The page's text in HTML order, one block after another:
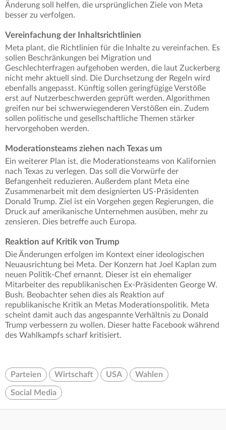
Änderung soll helfen, die ursprünglichen Ziele von Meta
besser zu verfolgen.
Vereinfachung der Inhaltsrichtlinien
Meta plant, die Richtlinien für die Inhalte zu vereinfachen. Es
sollen Beschränkungen bei Migration und
Geschlechterfragen aufgehoben werden, die laut Zuckerberg
nicht mehr aktuell sind. Die Durchsetzung der Regeln wird
ebenfalls angepasst. Künftig sollen geringfügige Verstöße
erst auf Nutzerbeschwerden geprüft werden. Algorithmen
greifen nur bei schwerwiegenderen Verstößen ein. Zudem
sollen politische und gesellschaftliche Themen stärker
hervorgehoben werden.
Moderationsteams ziehen nach Texas um
Ein weiterer Plan ist, die Moderationsteams von Kalifornien
nach Texas zu verlegen. Das soll die Vorwürfe der
Befangenheit reduzieren. Außerdem plant Meta eine
Zusammenarbeit mit dem designierten US-Präsidenten
Donald Trump. Ziel ist ein Vorgehen gegen Regierungen, die
Druck auf amerikanische Unternehmen ausüben, mehr zu
zensieren. Dies betreffe auch Europa.
Reaktion auf Kritik von Trump
Die Änderungen erfolgen im Kontext einer ideologischen
Neuausrichtung bei Meta. Der Konzern hat Joel Kaplan zum
neuen Politik-Chef ernannt. Dieser ist ein ehemaliger
Mitarbeiter des republikanischen Ex-Präsidenten George W.
Bush. Beobachter sehen dies als Reaktion auf
republikanische Kritik an Metas Moderationspolitik. Meta
scheint damit auch das angespannte Verhältnis zu Donald
Trump verbessern zu wollen. Dieser hatte Facebook während
des Wahlkampfs scharf kritisiert.
Parteien Wirtschaft USA Wahlen
Social Media